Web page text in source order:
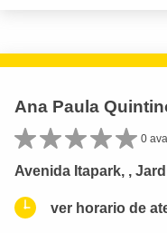
Ana Paula
0
Avenida Itapark, ,
ver horario de